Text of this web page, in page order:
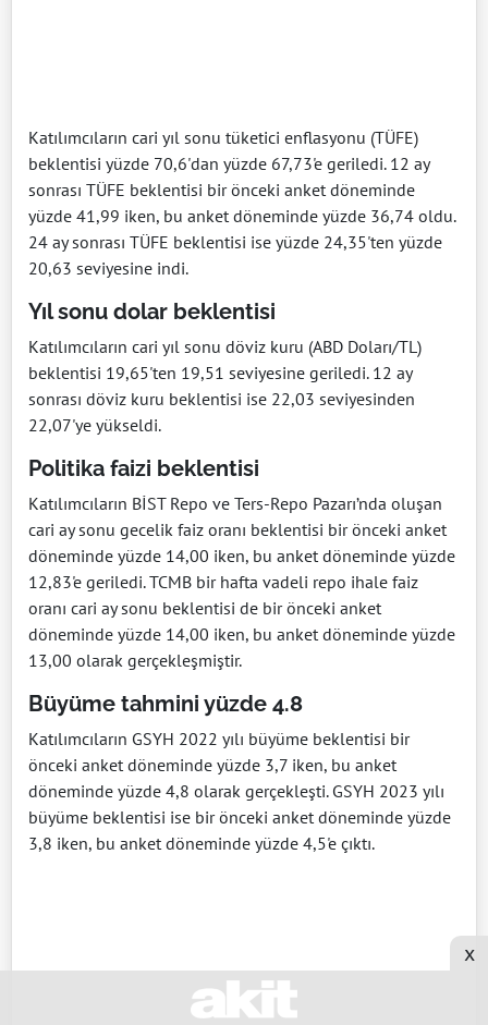
Katılımcıların cari yıl sonu tüketici enflasyonu (TÜFE)
beklentisi yüzde 70,6'dan yüzde 67,73'e geriledi. 12 ay
sonrası TÜFE beklentisi bir önceki anket döneminde
yüzde 41,99 iken, bu anket döneminde yüzde 36,74 oldu.
24 ay sonrası TÜFE beklentisi ise yüzde 24,35'ten yüzde
20,63 seviyesine indi.
Yıl sonu dolar beklentisi
Katılımcıların cari yıl sonu döviz kuru (ABD Doları/TL)
beklentisi 19,65'ten 19,51 seviyesine geriledi. 12 ay
sonrası döviz kuru beklentisi ise 22,03 seviyesinden
22,07'ye yükseldi.
Politika faizi beklentisi
Katılımcıların BİST Repo ve Ters-Repo Pazarı’nda oluşan
cari ay sonu gecelik faiz oranı beklentisi bir önceki anket
döneminde yüzde 14,00 iken, bu anket döneminde yüzde
12,83'e geriledi. TCMB bir hafta vadeli repo ihale faiz
oranı cari ay sonu beklentisi de bir önceki anket
döneminde yüzde 14,00 iken, bu anket döneminde yüzde
13,00 olarak gerçekleşmiştir.
Büyüme tahmini yüzde 4.8
Katılımcıların GSYH 2022 yılı büyüme beklentisi bir
önceki anket döneminde yüzde 3,7 iken, bu anket
döneminde yüzde 4,8 olarak gerçekleşti. GSYH 2023 yılı
büyüme beklentisi ise bir önceki anket döneminde yüzde
3,8 iken, bu anket döneminde yüzde 4,5'e çıktı.
x